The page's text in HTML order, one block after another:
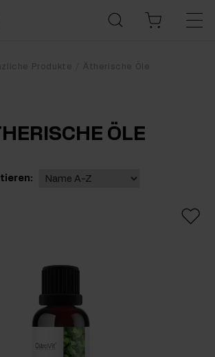
Produkte Ätherische Öle
ÖLE